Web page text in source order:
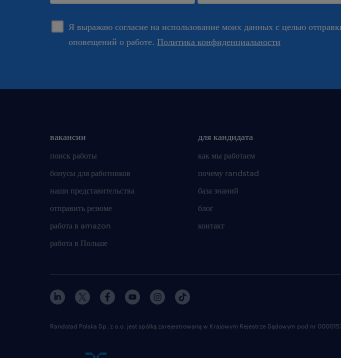
Я выражаю согласие на использование моих данных с целью
оповещений о работе. Политика конфиденциальности
подтверждать
вакансии
поиск работы
бонусы для работников
наши представительства
отправить резюме
работа в amazon
работа в Польше
для кандидата
как мы работаем
почему randstad
база знаний
блог
контакт
Randstad Polska Sp. z o.o. jest spółką zarejestrowaną w Krajowym Rejestrze Sądowym pod nr